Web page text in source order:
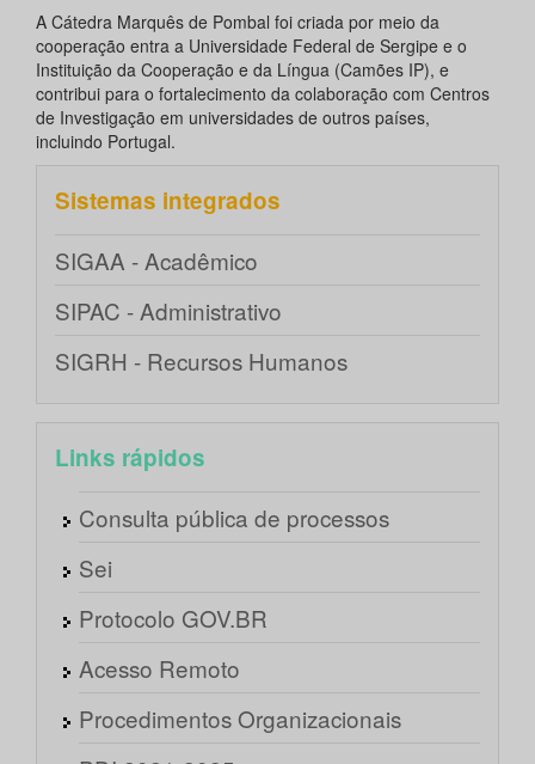
A Cátedra Marquês de Pombal foi criada por meio da
cooperação entra a Universidade Federal de Sergipe e o
Instituição da Cooperação e da Língua (Camões IP), e
contribui para o fortalecimento da colaboração com Centros
de Investigação em universidades de outros países,
incluindo Portugal.
Sistemas integrados
SIGAA - Acadêmico
SIPAC - Administrativo
SIGRH - Recursos Humanos
Links rápidos
Consulta pública de processos
Sei
Protocolo GOV.BR
Acesso Remoto
Procedimentos Organizacionais